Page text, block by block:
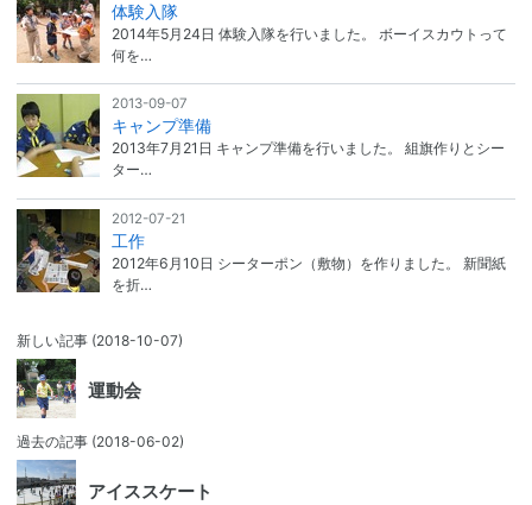
体験入隊
2014年5月24日 体験入隊を行いました。 ボーイスカウトって
何を…
2013-09-07
キャンプ準備
2013年7月21日 キャンプ準備を行いました。 組旗作りとシー
ター…
2012-07-21
工作
2012年6月10日 シーターポン（敷物）を作りました。 新聞紙
を折…
新しい記事 (2018-10-07)
運動会
過去の記事 (2018-06-02)
アイススケート